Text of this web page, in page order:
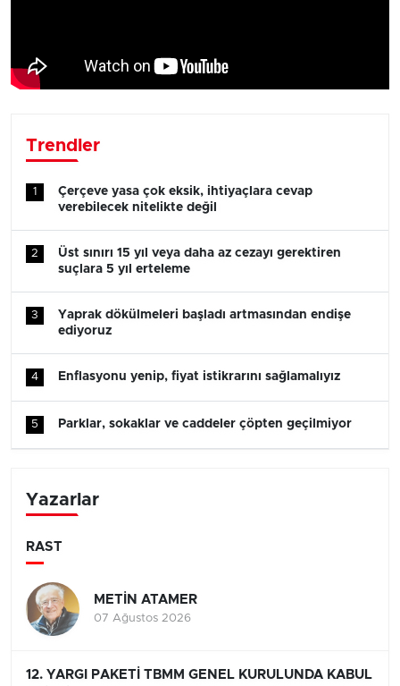
Trendler
1
Çerçeve yasa çok eksik, ihtiyaçlara cevap
verebilecek nitelikte değil
2
Üst sınırı 15 yıl veya daha az cezayı gerektiren
suçlara 5 yıl erteleme
3
Yaprak dökülmeleri başladı artmasından endişe
ediyoruz
4 Enflasyonu yenip, fiyat istikrarını sağlamalıyız
5 Parklar, sokaklar ve caddeler çöpten geçilmiyor
Yazarlar
RAST
METİN ATAMER
07 Ağustos 2026
12. YARGI PAKETİ TBMM GENEL KURULUNDA KABUL